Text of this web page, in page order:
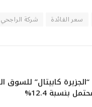
سعر الفائدة شركة الراجحي
كابيتال” للسوق
بنسبة 12.4%